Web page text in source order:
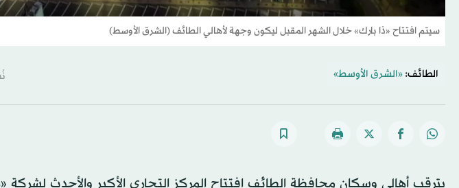
سيتم افتتاح «ذا بارك» خلال الشهر المقبل ليكون وجهة لأهالي الطائف (الشرق الأوسط)
الطائف: «الشرق الأوسط» نُشر:
يترقب أهالي وسكان محافظة الطائف افتتاح المركز التجاري الأكبر والأحدث